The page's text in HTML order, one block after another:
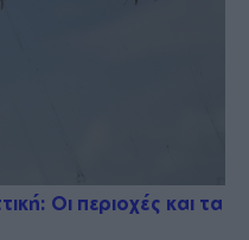
Οι περιοχές και τα